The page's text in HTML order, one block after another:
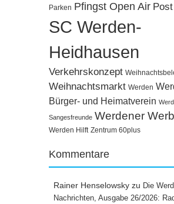
Parken Pfingst Open Air Post
SC Werden-
Heidhausen
Verkehrskonzept
Weihnachtsmarkt Werden
Bürger- und Heimatverein
Sangesfreunde Werdener
Werden Hilft Zentrum 60plus
Kommentare
Rainer Henselowsky zu Die
Nachrichten, Ausgabe 26/2026: